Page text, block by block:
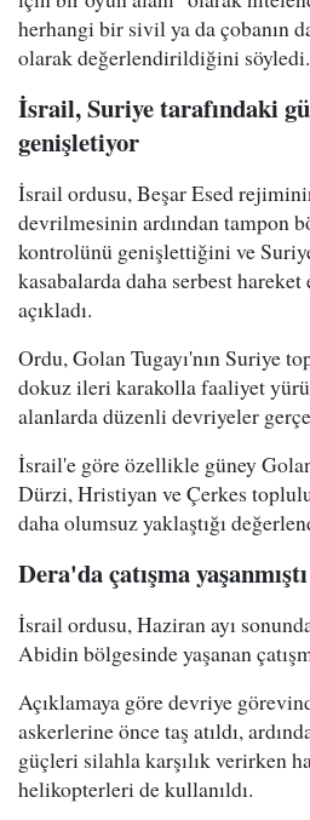
herhangi bir sivil ya da çobanın
olarak değerlendirildiğini söyledi.
İsrail, Suriye tarafındaki
genişletiyor
İsrail ordusu, Beşar Esed
devrilmesinin ardından tampon
kontrolünü genişlettiğini ve
kasabalarda daha serbest hareket
açıkladı.
Ordu, Golan Tugayı'nın Suriye
dokuz ileri karakolla faaliyet
alanlarda düzenli devriyeler
İsrail'e göre özellikle güney
Dürzi, Hristiyan ve Çerkes
daha olumsuz yaklaştığı
Dera'da çatışma yaşanmıştı
İsrail ordusu, Haziran ayı
Abidin bölgesinde yaşanan
Açıklamaya göre devriye
askerlerine önce taş atıldı,
güçleri silahla karşılık verirken
helikopterleri de kullanıldı.